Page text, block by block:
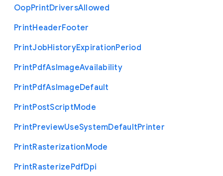
OopPrintDriversAllowed
PrintHeaderFooter
PrintJobHistoryExpirationPeriod
PrintPdfAsImageAvailability
PrintPdfAsImageDefault
PrintPostScriptMode
PrintPreviewUseSystemDefaultPrinter
PrintRasterizationMode
PrintRasterizePdfDpi